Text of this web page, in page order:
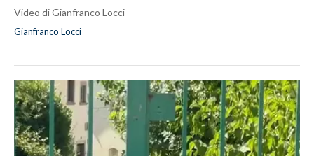
Video di Gianfranco Locci
Gianfranco Locci